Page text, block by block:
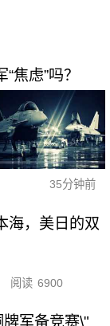
焦虑”吗？
35分钟前
海，美日的双
阅读 6900
军备竞赛\"